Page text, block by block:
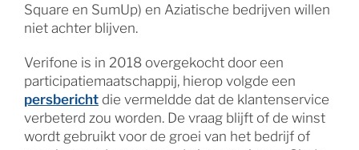
Square en SumUp) en Aziatische bedrijven willen
niet achter blijven.
Verifone is in 2018 overgekocht door een
participatiemaatschappij, hierop volgde een
persberichtdie vermeldde dat de klantenservice
verbeterd zou worden. De vraag blijft of de winst
wordt gebruikt voor de groei van het bedrijf of